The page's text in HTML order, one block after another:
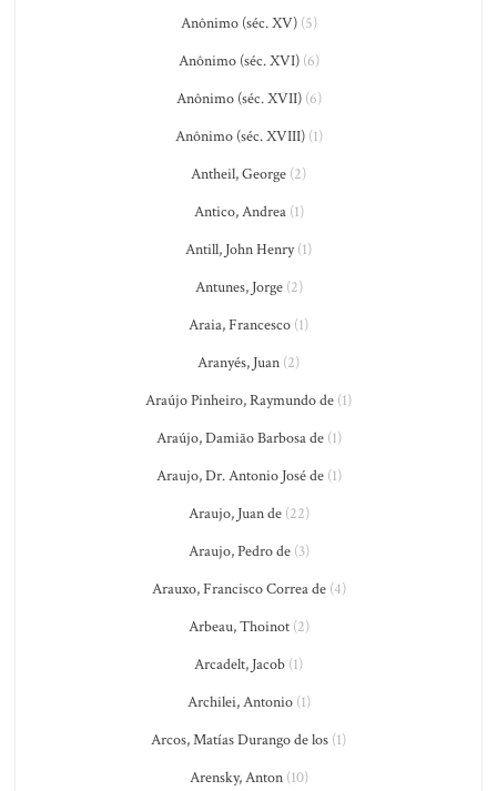
Anônimo (séc. XV)(5)
Anônimo (séc. XVI)(6)
Anônimo (séc. XVII)(6)
Anônimo (séc. XVIII)(1)
Antheil, George (2)
Antico, Andrea(1)
Antill, John Henry(1)
Antunes, Jorge(2)
Araia, Francesco (1)
Aranyés, Juan (2)
Araújo Pinheiro, Raymundo de (1)
Araújo, Damião Barbosa de(1)
Araujo, Dr. Antonio José de(1)
Araujo, Juan de(22)
Araujo, Pedro de(3)
Arauxo, Francisco Correa de(4)
Arbeau, Thoinot(2)
Arcadelt, Jacob (1)
Archilei, Antonio(1)
Arcos, Matías Durango de los (1)
Arensky, Anton(10)